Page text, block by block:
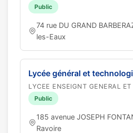
Public
74 rue DU GRAND
les-Eaux
Lycée général et
LYCEE ENSEIGNT GENERAL
Public
185 avenue JOSEPH
Ravoire